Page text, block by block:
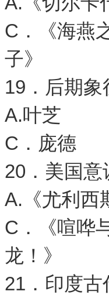
C．《
子》
19．后期
A.
C．
20．美国
A.《尤
C．《
龙！》
21．印度